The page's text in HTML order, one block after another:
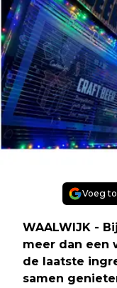
Voeg
WAALWIJK -
meer dan een
de laatste
samen